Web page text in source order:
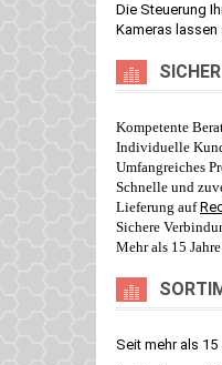
Die Steuerung
Kameras
Kompetente
Individuelle
Umfangreiches
Schnelle und
Lieferung auf
Sichere
Mehr als 15
Seit mehr als